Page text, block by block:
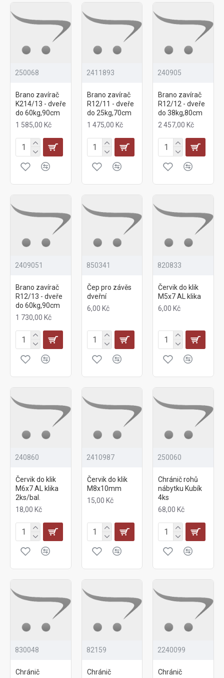
250068
Brano zavírač
K214/13 - dveře
do 60kg,90cm
1 585,00 Kč
2411893
Brano zavírač
R12/11 - dveře
do 25kg,70cm
1 475,00 Kč
240905
Brano zavírač
R12/12 - dveře
do 38kg,80cm
2 457,00 Kč
2409051
Brano zavírač
R12/13 - dveře
do 60kg,90cm
1 730,00 Kč
850341
Čep pro závěs
dveřní
6,00 Kč
820833
Červik do klik
M5x7 AL klika
6,00 Kč
240860
Červik do klik
M6x7 AL klika
2ks/bal.
18,00 Kč
2410987
Červik do klik
M8x10mm
15,00 Kč
250060
Chránič rohů
nábytku Kubík
4ks
68,00 Kč
830048
Chránič
82159
Chránič
2240099
Chránič